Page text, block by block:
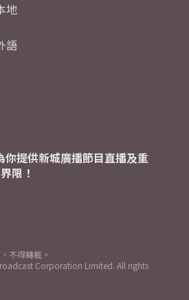
地
語
提供新城廣播節目直播及重
限！
不得轉載。
Corporation Limited. All rights